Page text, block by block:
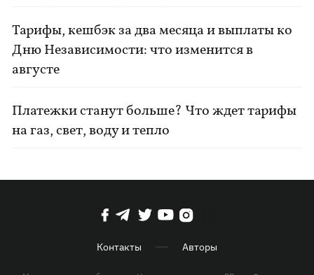
Тарифы, кешбэк за два месяца и выплаты ко
Дню Независимости: что изменится в
августе
Платежки станут больше? Что ждет тарифы
на газ, свет, воду и тепло
Контакты Авторы